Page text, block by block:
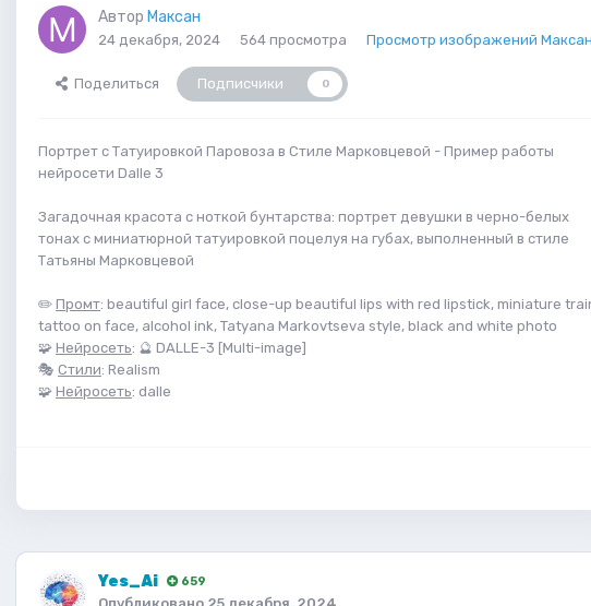
Автор Максан
24 декабря, 2024 564 просмотра Просмотр изображений Максан
Поделиться Подписчики 0
Портрет с Татуировкой Паровоза в Стиле Марковцевой - Пример работы
нейросети Dalle 3
Загадочная красота с ноткой бунтарства: портрет девушки в черно-белых
тонах с миниатюрной татуировкой поцелуя на губах, выполненный в стиле
Татьяны Марковцевой
✏️ Промт: beautiful girl face, close-up beautiful lips with red lipstick, miniature
tattoo on face, alcohol ink, Tatyana Markovtseva style, black and white photo
🧩 Нейросеть: 🔮 DALLE-3 [Multi-image]
🎭 Стили: Realism
🧩 Нейросеть: dalle
Yes_Ai 659